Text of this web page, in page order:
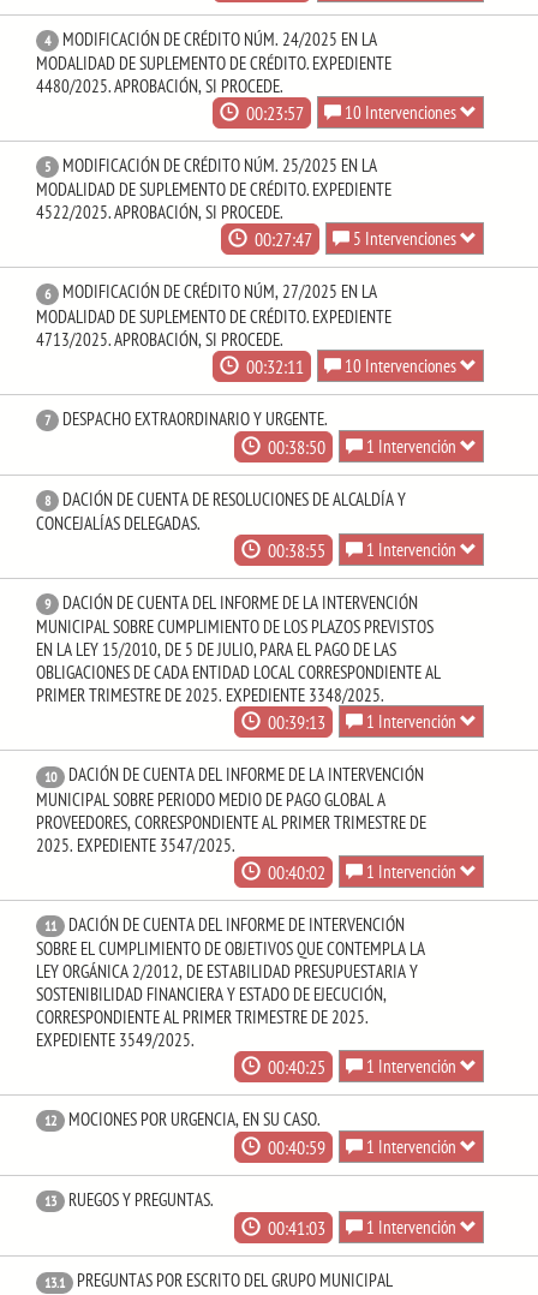
4
MODIFICACIÓN DE CRÉDITO NÚM. 24/2025 EN LA
MODALIDAD DE SUPLEMENTO DE CRÉDITO. EXPEDIENTE
4480/2025. APROBACIÓN, SI PROCEDE.
00:23:57 10 Intervenciones
5
MODIFICACIÓN DE CRÉDITO NÚM. 25/2025 EN LA
MODALIDAD DE SUPLEMENTO DE CRÉDITO. EXPEDIENTE
4522/2025. APROBACIÓN, SI PROCEDE.
00:27:47 5 Intervenciones
6
MODIFICACIÓN DE CRÉDITO NÚM, 27/2025 EN LA
MODALIDAD DE SUPLEMENTO DE CRÉDITO. EXPEDIENTE
4713/2025. APROBACIÓN, SI PROCEDE.
00:32:11 10 Intervenciones
7 DESPACHO EXTRAORDINARIO Y URGENTE.
00:38:50 1 Intervención
8
DACIÓN DE CUENTA DE RESOLUCIONES DE ALCALDÍA Y
CONCEJALÍAS DELEGADAS.
00:38:55 1 Intervención
9
DACIÓN DE CUENTA DEL INFORME DE LA INTERVENCIÓN
MUNICIPAL SOBRE CUMPLIMIENTO DE LOS PLAZOS PREVISTOS
EN LA LEY 15/2010, DE 5 DE JULIO, PARA EL PAGO DE LAS
OBLIGACIONES DE CADA ENTIDAD LOCAL CORRESPONDIENTE AL
PRIMER TRIMESTRE DE 2025. EXPEDIENTE 3348/2025.
00:39:13 1 Intervención
10
DACIÓN DE CUENTA DEL INFORME DE LA INTERVENCIÓN
MUNICIPAL SOBRE PERIODO MEDIO DE PAGO GLOBAL A
PROVEEDORES, CORRESPONDIENTE AL PRIMER TRIMESTRE DE
2025. EXPEDIENTE 3547/2025.
00:40:02 1 Intervención
11
DACIÓN DE CUENTA DEL INFORME DE INTERVENCIÓN
SOBRE EL CUMPLIMIENTO DE OBJETIVOS QUE CONTEMPLA LA
LEY ORGÁNICA 2/2012, DE ESTABILIDAD PRESUPUESTARIA Y
SOSTENIBILIDAD FINANCIERA Y ESTADO DE EJECUCIÓN,
CORRESPONDIENTE AL PRIMER TRIMESTRE DE 2025.
EXPEDIENTE 3549/2025.
00:40:25 1 Intervención
12 MOCIONES POR URGENCIA, EN SU CASO.
00:40:59 1 Intervención
13 RUEGOS Y PREGUNTAS.
00:41:03 1 Intervención
13.1
PREGUNTAS POR ESCRITO DEL GRUPO MUNICIPAL